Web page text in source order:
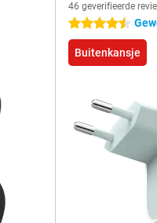
46 geverifieerde
4.5 sterren
Buitenkansje